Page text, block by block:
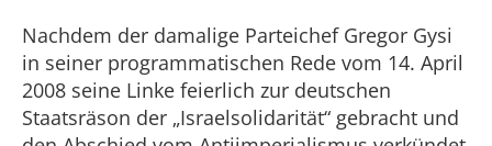
Nachdem der damalige Parteichef Gregor Gysi
in seiner programmatischen Rede vom 14. April
2008 seine Linke feierlich zur deutschen
Staatsräson der „Israelsolidarität“ gebracht und